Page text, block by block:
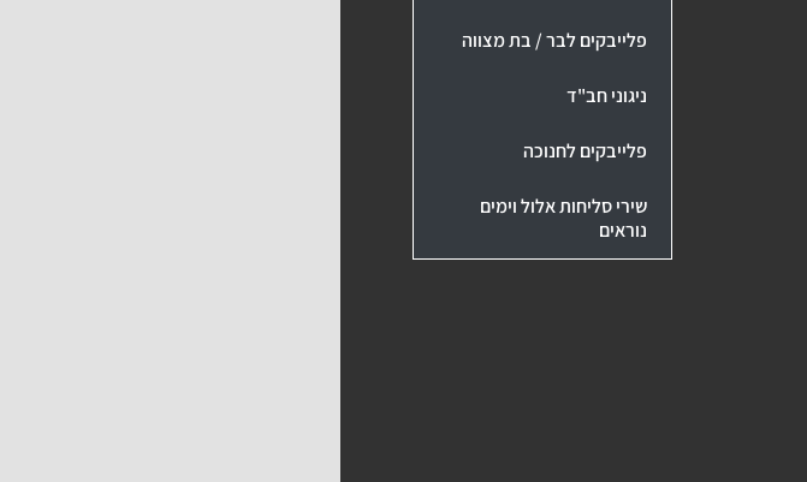
פלייבקים לבר / בת מצווה
ניגוני חב"ד
פלייבקים לחנוכה
שירי סליחות אלול וימים
נוראים